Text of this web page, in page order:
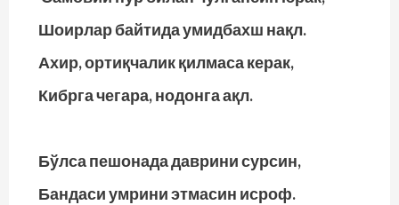
Шоирлар байтида умидбахш нақл.
Ахир, ортиқчалик қилмаса керак,
Кибрга чегара, нодонга ақл.
Бўлса пешонада даврини сурсин,
Бандаси умрини этмасин исроф.